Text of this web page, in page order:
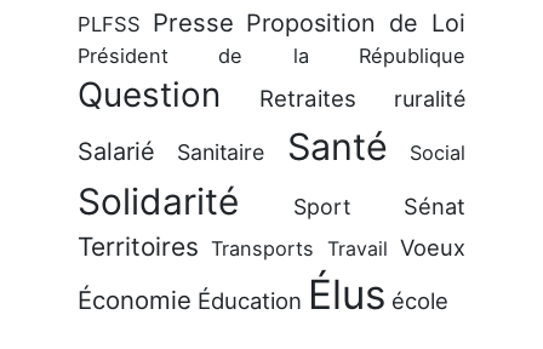
PLFSS Presse Proposition de Loi
Président de la République
Question Retraites ruralité
Salarié Sanitaire Santé Social
Solidarité Sport Sénat
Territoires Transports Travail Voeux
Économie Éducation Élus école